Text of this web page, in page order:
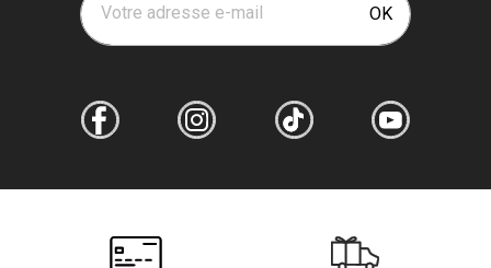
Votre adresse e-mail OK